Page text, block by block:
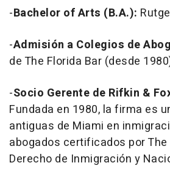
-Bachelor of Arts (B.A.):
-Admisión a Colegios de
de The Florida Bar (desde
-Socio Gerente de Rifkin &
Fundada en 1980, la firma es
antiguas de Miami en
abogados certificados por The
Derecho de Inmigración y